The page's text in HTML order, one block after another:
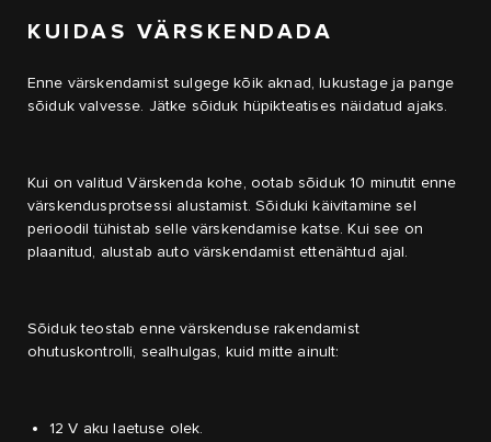
KUIDAS VÄRSKENDADA
Enne värskendamist sulgege kõik aknad, lukustage ja pange
sõiduk valvesse. Jätke sõiduk hüpikteatises näidatud ajaks.
Kui on valitud Värskenda kohe, ootab sõiduk 10 minutit enne
värskendusprotsessi alustamist. Sõiduki käivitamine sel
perioodil tühistab selle värskendamise katse. Kui see on
plaanitud, alustab auto värskendamist ettenähtud ajal.
Sõiduk teostab enne värskenduse rakendamist
ohutuskontrolli, sealhulgas, kuid mitte ainult:
12 V aku laetuse olek.